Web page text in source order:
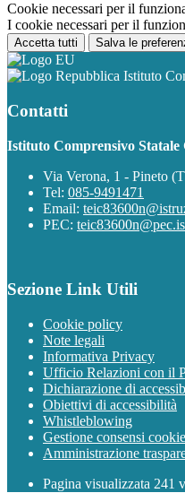
Cookie necessari per il
I cookie necessari per il
Accetta tutti Salva le
Istituto
Contatti
Istituto Comprensivo
Via Verona, 1 - Pineto
Tel: 085-9491471
Email:
PEC:
Sezione Link Utili
Cookie policy
Note legali
Informativa Privacy
Ufficio Relazioni con il
Dichiarazione di
Obiettivi di accessibilità
Whistleblowing
Gestione consensi cookie
Amministrazione
Pagina visualizzata 241